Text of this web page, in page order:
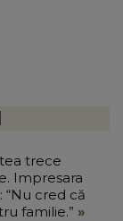
trece
Impresara
cred că
familie.”